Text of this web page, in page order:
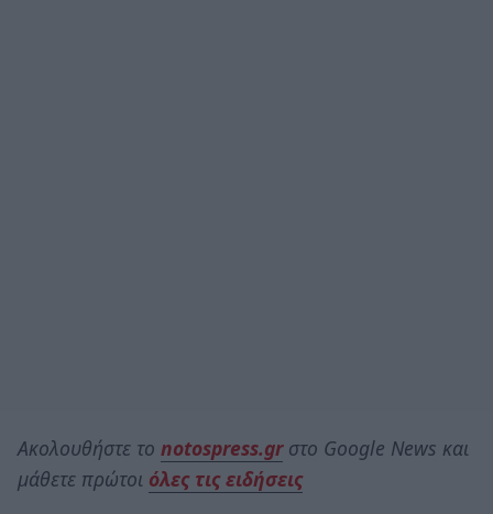
Ακολουθήστε το notospress.grστο Google News και
μάθετε πρώτοι όλες τις ειδήσεις